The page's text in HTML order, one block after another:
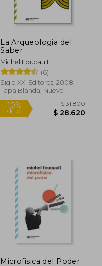
10%
dcto. $
Rápido
La Arqueologia del
Saber
Michel Foucault
(6)
Siglo XXI Editores, 2008,
Tapa Blanda, Nuevo
Microfisica del Poder